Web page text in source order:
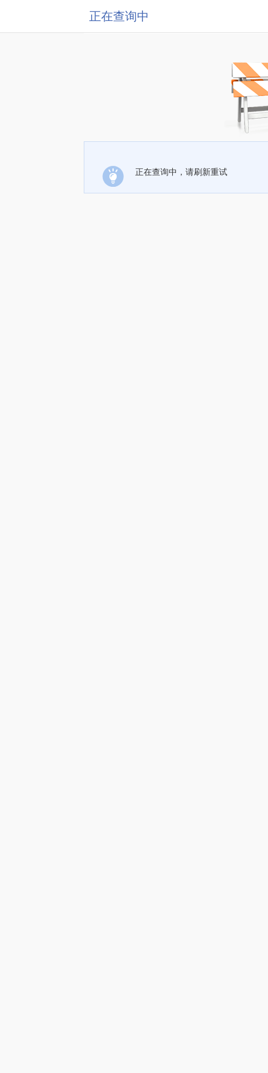
正在查询中
正在查询中，请刷新重试